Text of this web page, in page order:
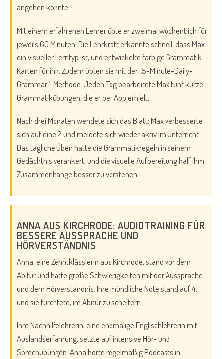
angehen konnte.
Mit einem erfahrenen Lehrer übte er zweimal wöchentlich für
jeweils 60 Minuten. Die Lehrkraft erkannte schnell, dass Max
ein visueller Lerntyp ist, und entwickelte farbige Grammatik-
Karten für ihn. Zudem übten sie mit der „5-Minute-Daily-
Grammar“-Methode: Jeden Tag bearbeitete Max fünf kurze
Grammatikübungen, die er per App erhielt.
Nach drei Monaten wendete sich das Blatt: Max verbesserte
sich auf eine 2 und meldete sich wieder aktiv im Unterricht.
Das tägliche Üben hatte die Grammatikregeln in seinem
Gedächtnis verankert, und die visuelle Aufbereitung half ihm,
Zusammenhänge besser zu verstehen.
ANNA AUS KIRCHRODE: AUDIOTRAINING FÜR
BESSERE AUSSPRACHE UND
HÖRVERSTÄNDNIS
Anna, eine Zehntklässlerin aus Kirchrode, stand vor dem
Abitur und hatte große Schwierigkeiten mit der Aussprache
und dem Hörverständnis. Ihre mündliche Note stand auf 4,
und sie fürchtete, im Abitur zu scheitern.
Ihre Nachhilfelehrerin, eine ehemalige Englischlehrerin mit
Auslandserfahrung, setzte auf intensive Hör- und
Sprechübungen. Anna hörte regelmäßig Podcasts in